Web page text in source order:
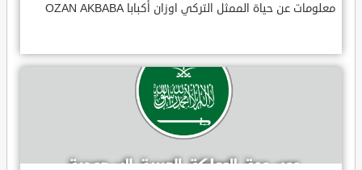
معلومات عن حياة الممثل التركي اوزان أكبابا OZAN AKBABA